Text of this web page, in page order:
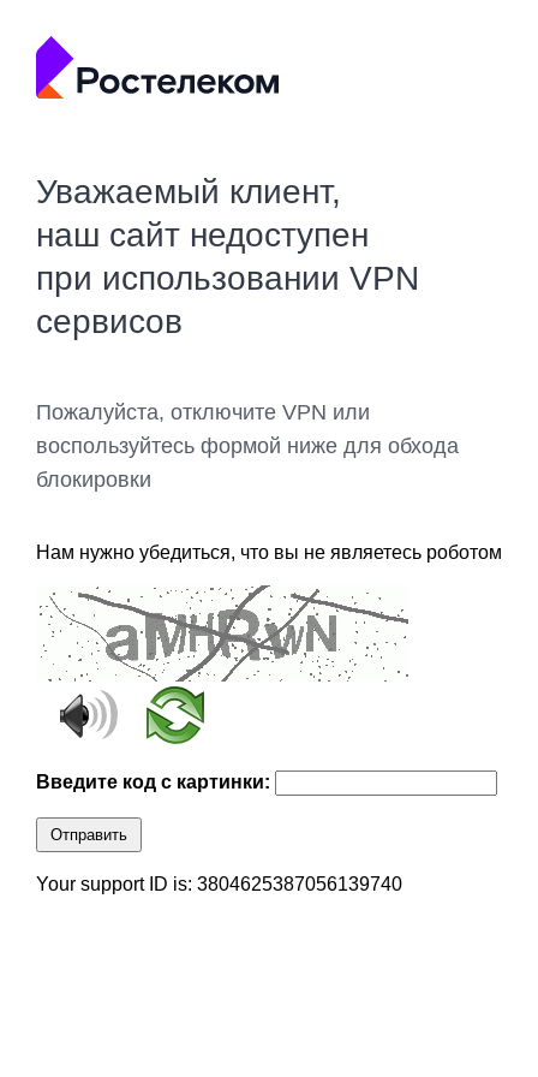
Уважаемый клиент,
наш сайт недоступен
при использовании VPN
сервисов
Пожалуйста, отключите VPN или
воспользуйтесь формой ниже для обхода
блокировки
Нам нужно убедиться, что вы не являетесь роботом
Введите код с картинки:
Отправить
Your support ID is: 3804625387056139740